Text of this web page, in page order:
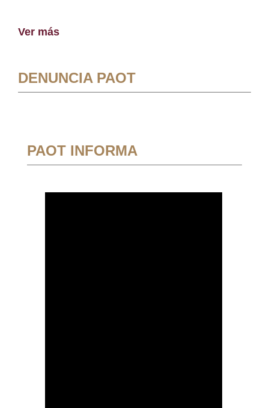
Ver más
DENUNCIA PAOT
PAOT INFORMA